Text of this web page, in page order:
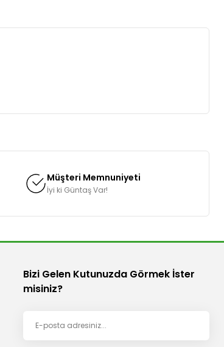
Müşteri Memnuniyeti
İyi ki Güntaş Var!
Bizi Gelen Kutunuzda Görmek İster
misiniz?